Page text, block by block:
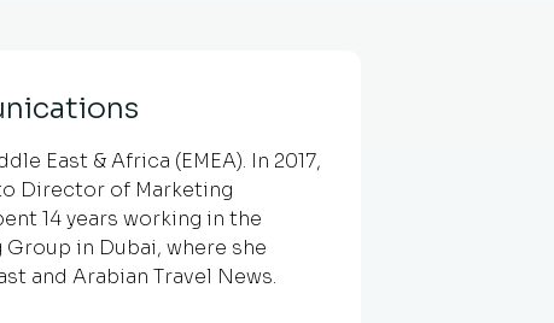
East & Africa (EMEA). In 2017,
Director of Marketing
14 years working in the
in Dubai, where she
and Arabian Travel News.